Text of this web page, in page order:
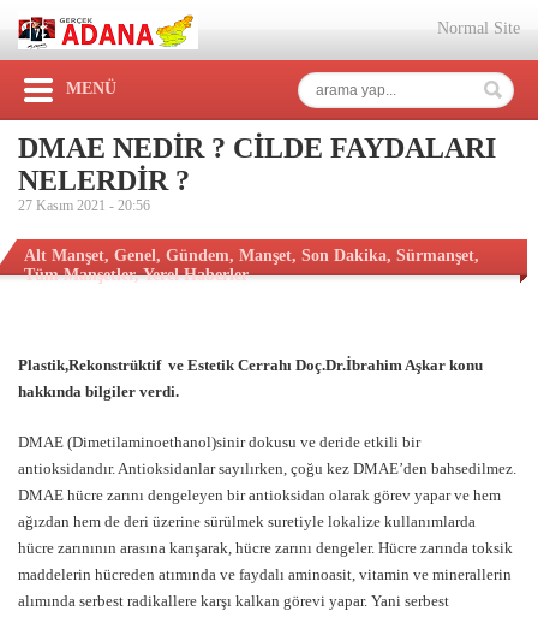
Normal Site
MENÜ
DMAE NEDİR ? CİLDE FAYDALARI
NELERDİR ?
27 Kasım 2021 - 20:56
Alt Manşet, Genel, Gündem, Manşet, Son Dakika, Sürmanşet,
Tüm Manşetler,Yerel Haberler
Plastik,Rekonstrüktif ve Estetik Cerrahı Doç.Dr.İbrahim Aşkar konu
hakkında bilgiler verdi.
DMAE (Dimetilaminoethanol)sinir dokusu ve deride etkili bir
antioksidandır. Antioksidanlar sayılırken, çoğu kez DMAE’den bahsedilmez.
DMAE hücre zarını dengeleyen bir antioksidan olarak görev yapar ve hem
ağızdan hem de deri üzerine sürülmek suretiyle lokalize kullanımlarda
hücre zarınının arasına karışarak, hücre zarını dengeler. Hücre zarında toksik
maddelerin hücreden atımında ve faydalı aminoasit, vitamin ve minerallerin
alımında serbest radikallere karşı kalkan görevi yapar. Yani serbest